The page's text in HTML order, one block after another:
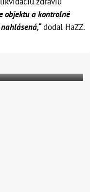
objektu a kontrolné
dodal HaZZ.